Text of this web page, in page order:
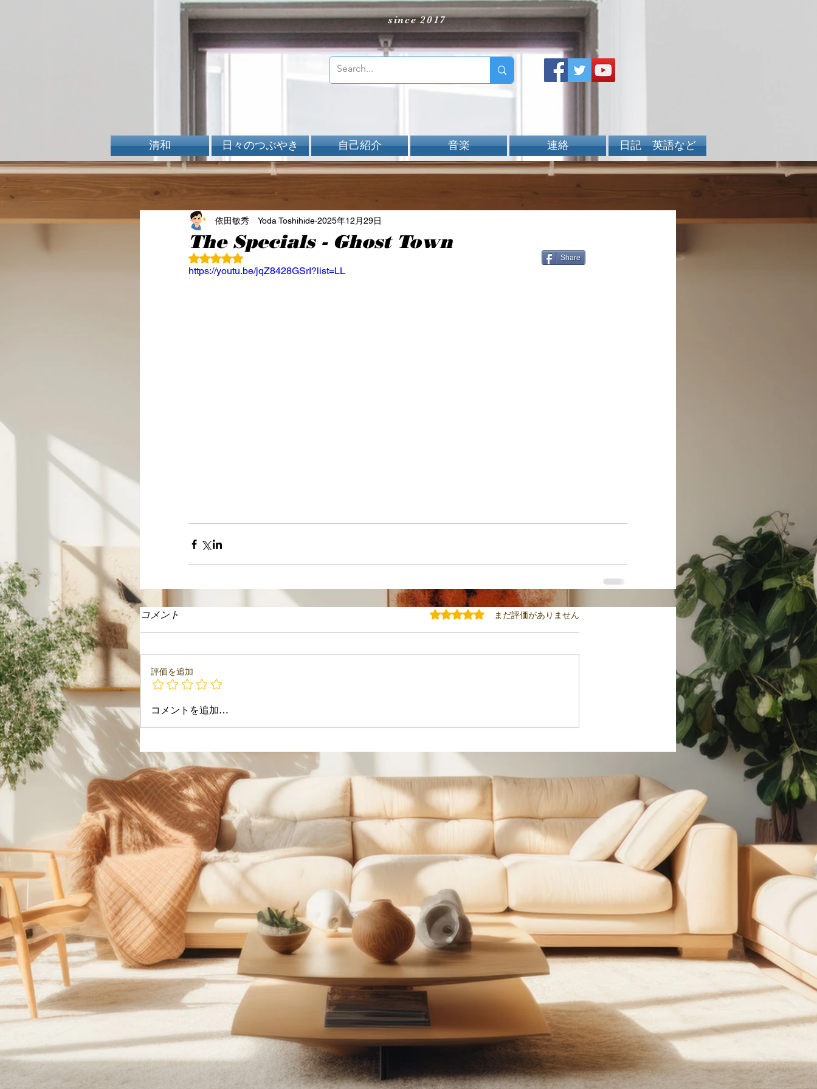
since 2017
清和 日々のつぶやき 自己紹介 音楽 連絡 日記 英語など
The Specials - Ghost Town
依田敏秀 Yoda Toshihide 2025年12月29日
5つ星のうちNaNと評価されています。
https://youtu.be/jqZ8428GSrI?list=LL
コメント 5つ星のうち0と評価されています。
まだ評価がありません
評価を追加
コメントを追加…
Share